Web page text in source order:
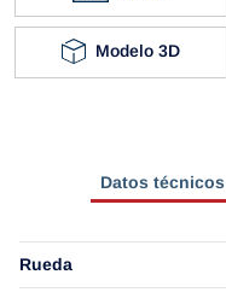
Modelo 3D
Datos técnicos
Rueda